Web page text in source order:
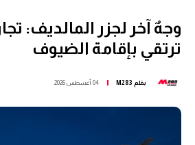
وجهٌ آخر لجزر المالديف:
ترتقي بإقامة الضيوف
بقلم M283 04 أغسطس 2026